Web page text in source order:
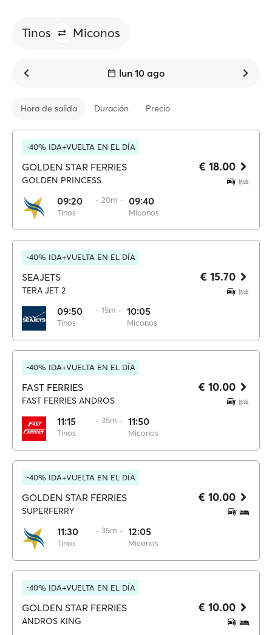
Tinos Miconos
lun 10 ago
Hora de salida Duración Precio
-40% IDA+VUELTA EN EL DÍA
GOLDEN STAR FERRIES
GOLDEN PRINCESS
09:20
Tinos
·· 20m ·· 09:40
Miconos
€ 18.00
-40% IDA+VUELTA EN EL DÍA
SEAJETS
TERA JET 2
09:50
Tinos
·· 15m ·· 10:05
Miconos
€ 15.70
-40% IDA+VUELTA EN EL DÍA
FAST FERRIES
FAST FERRIES ANDROS
11:15
Tinos
·· 35m ·· 11:50
Miconos
€ 10.00
-40% IDA+VUELTA EN EL DÍA
GOLDEN STAR FERRIES
SUPERFERRY
11:30
Tinos
·· 35m ·· 12:05
Miconos
€ 10.00
-40% IDA+VUELTA EN EL DÍA
GOLDEN STAR FERRIES
ANDROS KING
€ 10.00